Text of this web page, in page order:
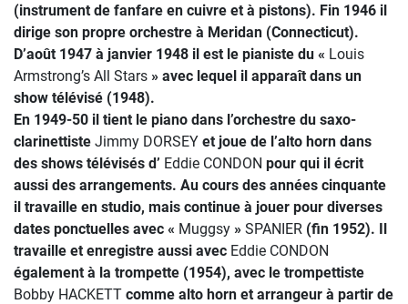
(instrument de fanfare en cuivre et à pistons). Fin 1946 il
dirige son propre orchestre à Meridan (Connecticut).
D’août 1947 à janvier 1948 il est le pianiste du « Louis
Armstrong’s All Stars » avec lequel il apparaît dans un
show télévisé (1948).
En 1949-50 il tient le piano dans l’orchestre du saxo-
clarinettiste Jimmy DORSEY et joue de l’alto horn dans
des shows télévisés d’ Eddie CONDON pour qui il écrit
aussi des arrangements. Au cours des années cinquante
il travaille en studio, mais continue à jouer pour diverses
dates ponctuelles avec « Muggsy » SPANIER (fin 1952). Il
travaille et enregistre aussi avec Eddie CONDON
également à la trompette (1954), avec le trompettiste
Bobby HACKETT comme alto horn et arrangeur à partir de